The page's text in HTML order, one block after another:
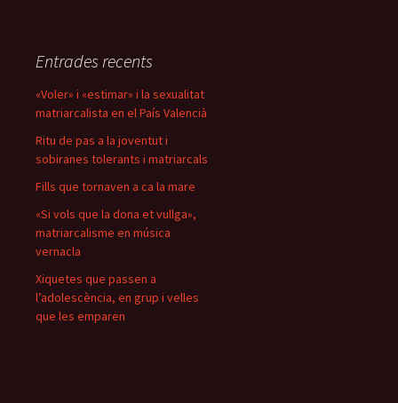
Entrades recents
«Voler» i «estimar» i la sexualitat
matriarcalista en el País Valencià
Ritu de pas a la joventut i
sobiranes tolerants i matriarcals
Fills que tornaven a ca la mare
«Si vols que la dona et vullga»,
matriarcalisme en música
vernacla
Xiquetes que passen a
l’adolescència, en grup i velles
que les emparen